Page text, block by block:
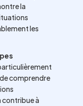
la
les
comprendre
à